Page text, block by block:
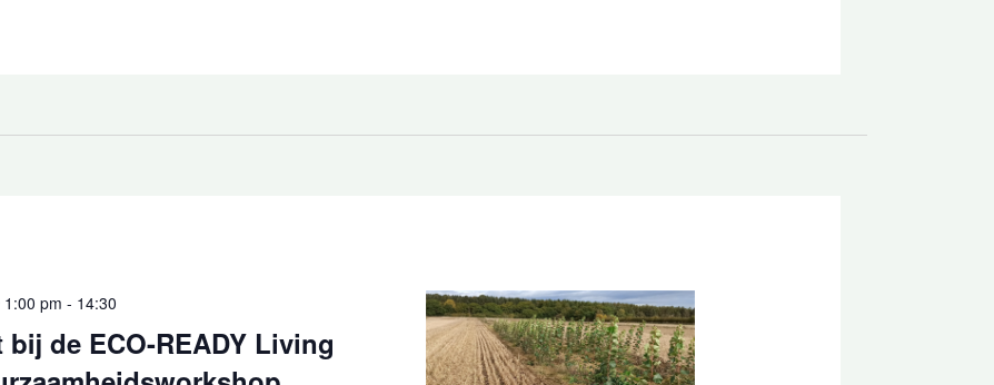
bij de ECO-READY Living
pm - 14:30